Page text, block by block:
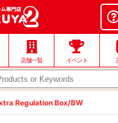
店舗一覧 イベント
Regulation Box/BW